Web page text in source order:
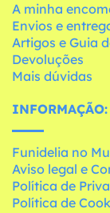
A minha
Envios e
Artigos e Guia
Devoluções
Mais dúvidas
INFORMAÇÃO:
Funidelia no
Aviso legal e
Política de
Política de